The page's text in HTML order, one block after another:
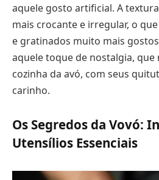
aquele gosto artificial. A
mais crocante e irregular, o
e gratinados muito mais
aquele toque de nostalgia,
cozinha da avó, com seus
carinho.
Os Segredos da Vovó:
Utensílios Essenciais